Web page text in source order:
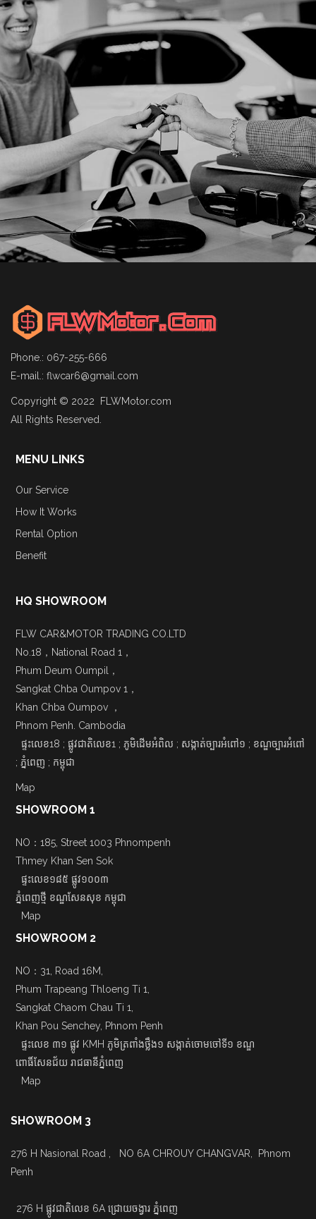
Phone.: 067-255-666
E-mail.: flwcar6@gmail.com
Copyright © 2022 FLWMotor.com
All Rights Reserved.
MENU LINKS
Our Service
How It Works
Rental Option
Benefit
HQ SHOWROOM
FLW CAR&MOTOR TRADING CO.LTD
No.18，National Road 1，
Phum Deum Oumpil，
Sangkat Chba Oumpov 1，
Khan Chba Oumpov ，
Phnom Penh. Cambodia
ផ្ទះលេខ18 ; ផ្លូវជាតិលេខ1 ; ភូមិដើមអំពិល ; សង្កាត់ច្បារអំពៅ១ ; ខណ្ឌច្បារអំពៅ
; ភ្នំពេញ ; កម្ពុជា
Map
SHOWROOM 1
NO：185, Street 1003 Phnompenh
Thmey Khan Sen Sok
ផ្ទះលេខ១៨៥ ផ្លូវ១០០៣
ភ្នំពេញថ្មី ខណ្ឌសែនសុខ កម្ពុជា
Map
SHOWROOM 2
NO：31, Road 16M,
Phum Trapeang Thloeng Ti 1,
Sangkat Chaom Chau Ti 1,
Khan Pou Senchey, Phnom Penh
ផ្ទះលេខ ៣១ ផ្លូវ KMH ភូមិត្រពាំងថ្លឹង១ សង្កាត់ចោមចៅទី១ ខណ្ឌ
ពោធិ៍សែនជ័យ រាជធានីភ្នំពេញ
Map
SHOWROOM 3
276 H Nasional Road , NO 6A CHROUY CHANGVAR, Phnom
Penh
276 H ផ្លូវជាតិលេខ 6A ជ្រោយចង្វារ ភ្នំពេញ